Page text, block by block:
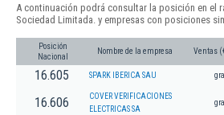
A continuación podrá consultar la posición en el
Sociedad Limitada. y empresas con posiciones
Posición
Nacional
Nombre de la empresa Ventas
16.605 SPARK IBERICA SAU
16.606
COVER VERIFICACIONES
ELECTRICAS SA